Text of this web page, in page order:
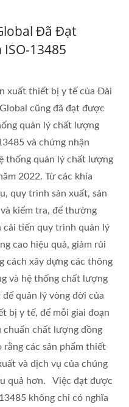
Đã Đạt
13485
xuất thiết bị y tế của Đài
cũng đã đạt được
quản lý chất lượng
và chứng nhận
thống quản lý chất lượng
2022. Từ các khía
quy trình sản xuất, sản
kiểm tra, để thường
cải tiến quy trình quản lý
cao hiệu quả, giảm rủi
cách xây dựng các thông
và hệ thống chất lượng
quản lý vòng đời của
bị y tế, để mỗi giai đoạn
chất lượng đồng
rằng các sản phẩm thiết
và dịch vụ của chúng
quả hơn. Việc đạt được
không chỉ có nghĩa